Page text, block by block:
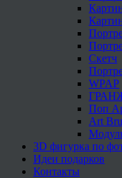
Скетч
WPAP
Поп
Art
3D фигурка по
Идеи подарков
Контакты